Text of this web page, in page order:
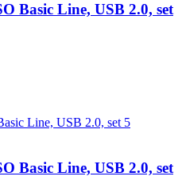
Basic Line, USB 2.0, set
Basic Line, USB 2.0, set